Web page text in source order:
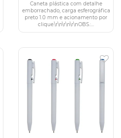
Caneta plástica com detalhe
emborrachado, carga esferográfica
preto 1.0 mm e acionamento por
clique.\r\n\r\n\r\nOBS.:...